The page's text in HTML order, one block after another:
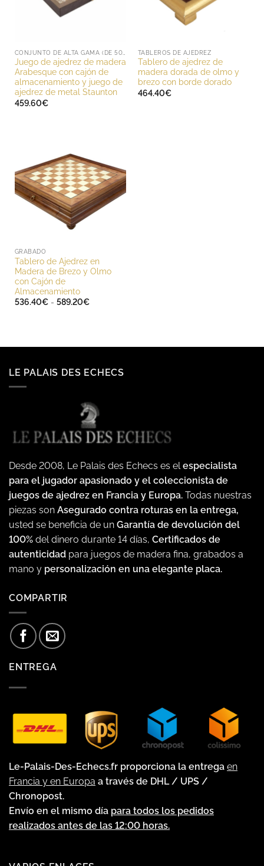
Juego de ajedrez de madera
Arabesque con cajón de
almacenamiento y juego de
ajedrez de metal Staunton
459.60€
TABLEROS DE AJEDREZ
Tablero de ajedrez de
madera dorada de olmo y
brezo con borde dorado
464.40€
GRABADO
Tablero de Ajedrez en
Madera de Brezo y Olmo
con Cajón de
Almacenamiento
536.40€ - 589.20€Rango
589.20€
LE PALAIS DES ECHECS
Desde 2008, Le Palais des Echecs es elespecialista
para el jugador apasionado y el coleccionista de
juegos de ajedrez en Francia y Europa. Todas nuestras
piezas son Asegurado contra roturas en la entrega,
usted se beneficia de un Garantía de devolución del
100% del dinero durante 14 días, Certificados de
autenticidad para juegos de madera fina, grabados a
mano y personalización en una elegante placa.
COMPARTIR
ENTREGA
Le-Palais-Des-Echecs.fr proporciona la entrega en
Francia y en Europa a través de DHL / UPS /
Chronopost.
Envío en el mismo día para todos los pedidos
realizados antes de las 12:00 horas.